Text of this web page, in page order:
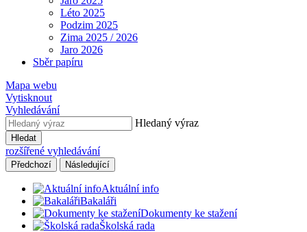
Léto 2025
Podzim 2025
Zima 2025 / 2026
Jaro 2026
Sběr papíru
Mapa webu
Vytisknout
Vyhledávání
Hledaný výraz
Hledat
rozšířené vyhledávání
Předchozí Následující
Aktuální info
Bakaláři
Dokumenty ke stažení
Školská rada